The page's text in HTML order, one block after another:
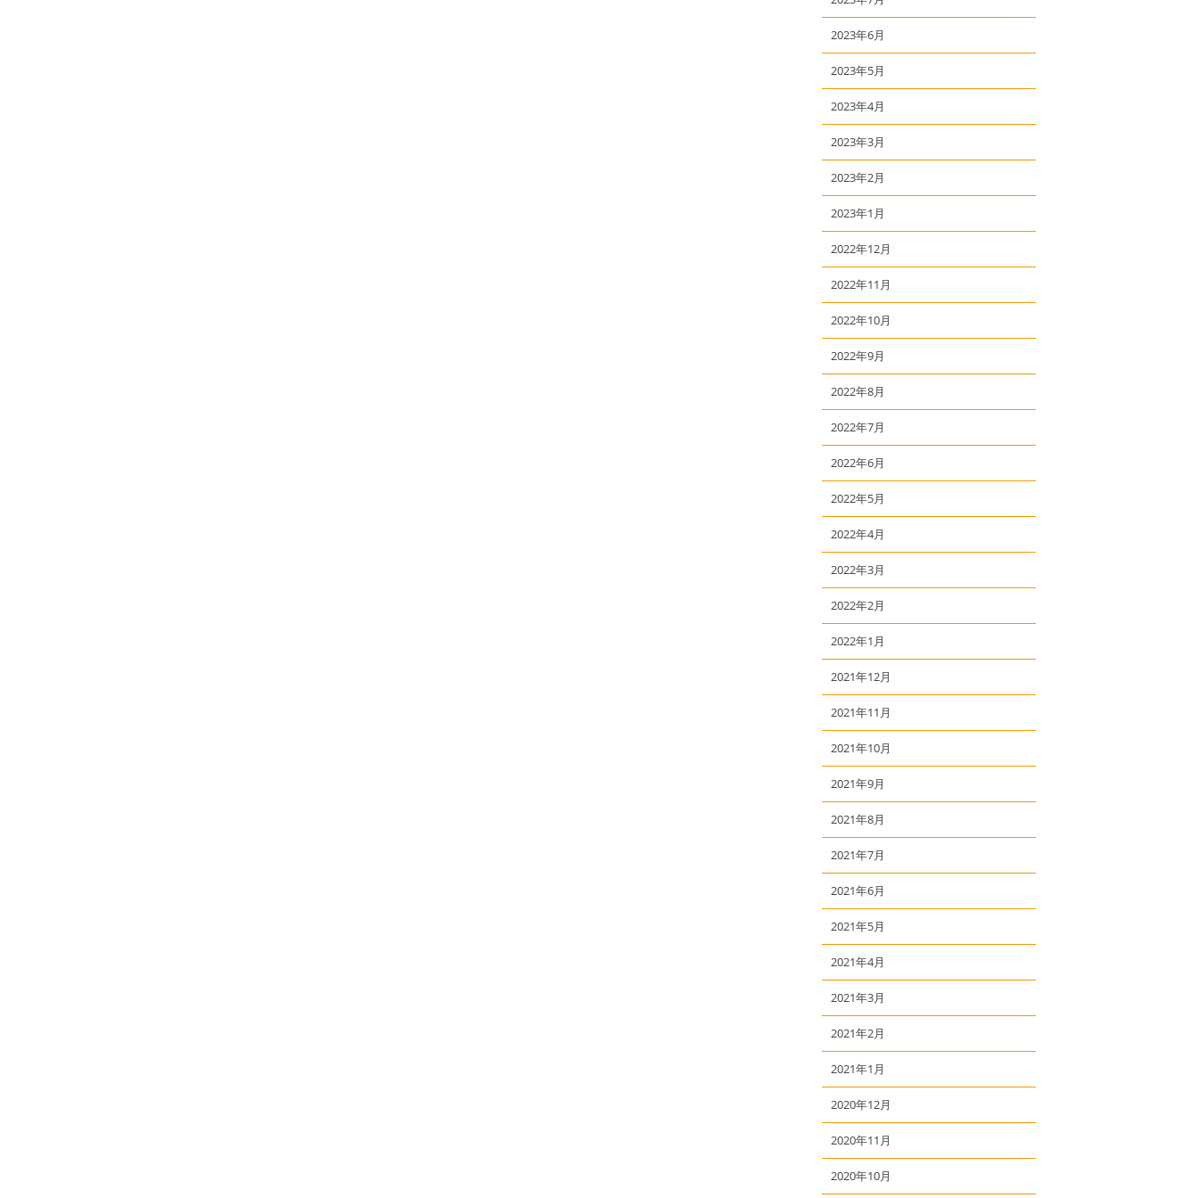
2023年6月
2023年5月
2023年4月
2023年3月
2023年2月
2023年1月
2022年12月
2022年11月
2022年10月
2022年9月
2022年8月
2022年7月
2022年6月
2022年5月
2022年4月
2022年3月
2022年2月
2022年1月
2021年12月
2021年11月
2021年10月
2021年9月
2021年8月
2021年7月
2021年6月
2021年5月
2021年4月
2021年3月
2021年2月
2021年1月
2020年12月
2020年11月
2020年10月